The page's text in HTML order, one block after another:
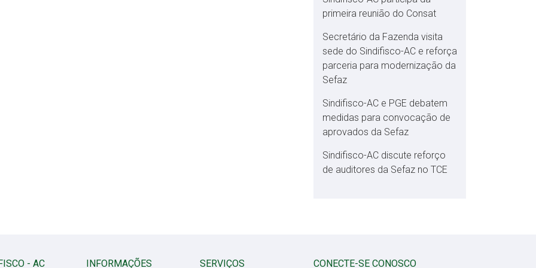
primeira reunião do Consat
Secretário da Fazenda visita
sede do Sindifisco-AC e reforça
parceria para modernização da
Sefaz
Sindifisco-AC e PGE debatem
medidas para convocação de
aprovados da Sefaz
Sindifisco-AC discute reforço
de auditores da Sefaz no TCE
- AC INFORMAÇÕES SERVIÇOS CONECTE-SE CONOSCO